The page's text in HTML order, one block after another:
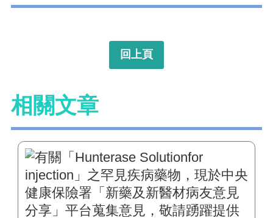
回上頁
相關文章